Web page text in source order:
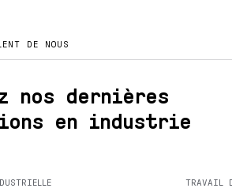
DE NOUS
nos dernières
en industrie
TRAVAIL